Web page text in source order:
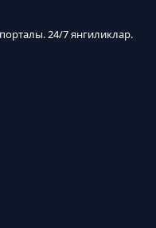
24/7 янгиликлар.